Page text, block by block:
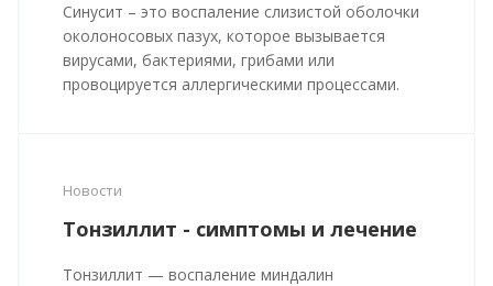
Синусит – это воспаление слизистой оболочки
околоносовых пазух, которое вызывается
вирусами, бактериями, грибами или
провоцируется аллергическими процессами.
Новости
Тонзиллит - симптомы и лечение
Тонзиллит — воспаление миндалин